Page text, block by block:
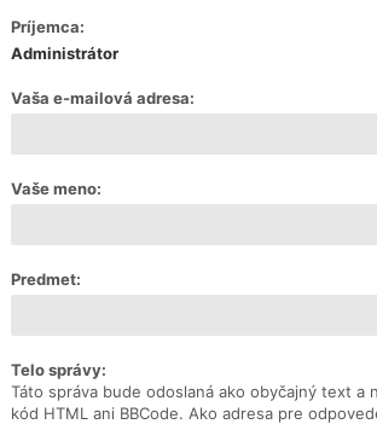
Príjemca:
Administrátor
Vaša e-mailová adresa:
Vaše meno:
Predmet:
Telo správy:
Táto správa bude odoslaná ako obyčajný text a
kód HTML ani BBCode. Ako adresa pre